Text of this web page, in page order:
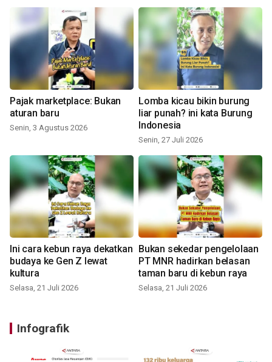
Pajak marketplace: Bukan
aturan baru
Senin, 3 Agustus 2026
Lomba kicau bikin burung
liar punah? ini kata Burung
Indonesia
Senin, 27 Juli 2026
Ini cara kebun raya dekatkan
budaya ke Gen Z lewat
kultura
Selasa, 21 Juli 2026
Bukan sekedar pengelolaan
PT MNR hadirkan belasan
taman baru di kebun raya
Selasa, 21 Juli 2026
Infografik